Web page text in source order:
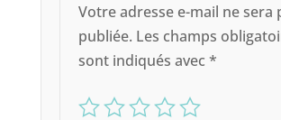
Votre adresse e-mail ne sera
publiée. Les champs
sont indiqués avec *